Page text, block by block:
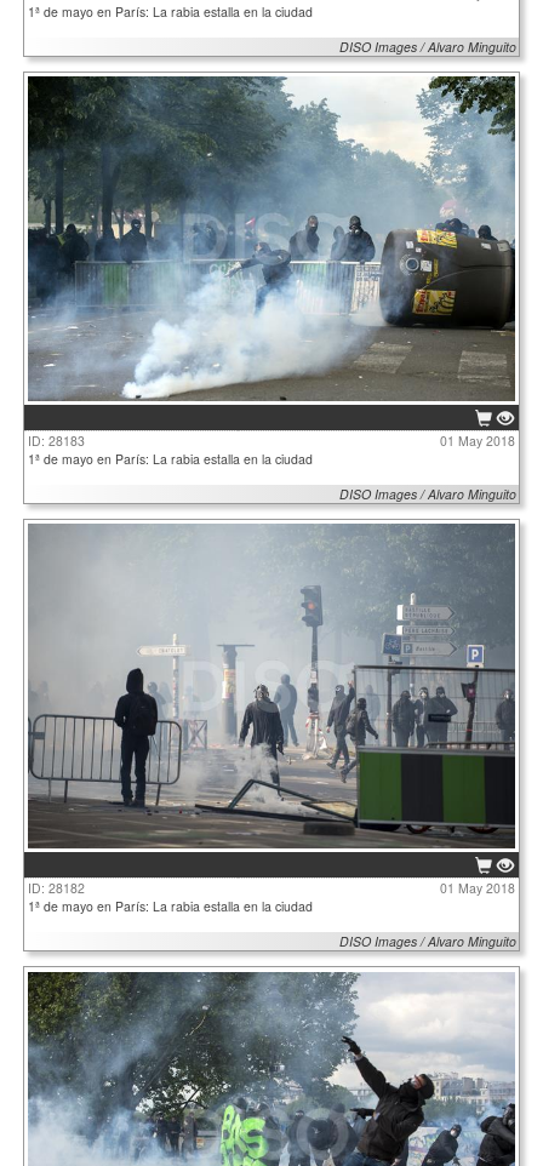
1ª de mayo en París: La rabia estalla en la ciudad
DISO Images / Alvaro Minguito
ID: 28183
01 May 2018
1ª de mayo en París: La rabia estalla en la ciudad
DISO Images / Alvaro Minguito
ID: 28182
01 May 2018
1ª de mayo en París: La rabia estalla en la ciudad
DISO Images / Alvaro Minguito